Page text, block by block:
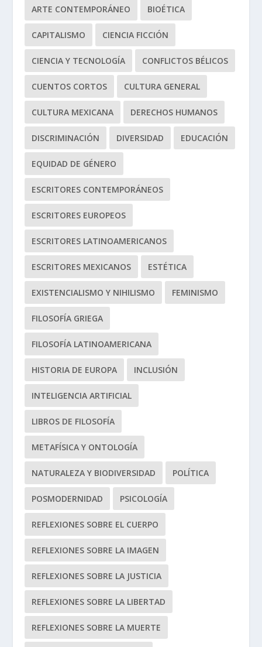
ARTE CONTEMPORÁNEO BIOÉTICA
CAPITALISMO CIENCIA FICCIÓN
CIENCIA Y TECNOLOGÍA CONFLICTOS BÉLICOS
CUENTOS CORTOS CULTURA GENERAL
CULTURA MEXICANA DERECHOS HUMANOS
DISCRIMINACIÓN DIVERSIDAD EDUCACIÓN
EQUIDAD DE GÉNERO
ESCRITORES CONTEMPORÁNEOS
ESCRITORES EUROPEOS
ESCRITORES LATINOAMERICANOS
ESCRITORES MEXICANOS ESTÉTICA
EXISTENCIALISMO Y NIHILISMO FEMINISMO
FILOSOFÍA GRIEGA
FILOSOFÍA LATINOAMERICANA
HISTORIA DE EUROPA INCLUSIÓN
INTELIGENCIA ARTIFICIAL
LIBROS DE FILOSOFÍA
METAFÍSICA Y ONTOLOGÍA
NATURALEZA Y BIODIVERSIDAD POLÍTICA
POSMODERNIDAD PSICOLOGÍA
REFLEXIONES SOBRE EL CUERPO
REFLEXIONES SOBRE LA IMAGEN
REFLEXIONES SOBRE LA JUSTICIA
REFLEXIONES SOBRE LA LIBERTAD
REFLEXIONES SOBRE LA MUERTE